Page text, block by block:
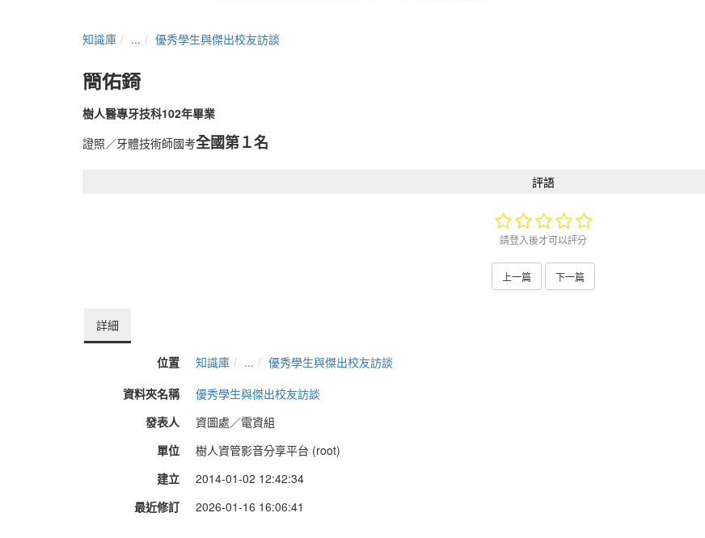
知識庫 ... 優秀學生與傑出校友訪談
簡佑錡
樹人醫專牙技科102年畢業
證照／牙體技術師國考全國第１名
評語
請登入後才可以評分
上一篇 下一篇
詳細
位置 知識庫 ...
優秀學生與傑出校友訪談
資料夾名稱
優秀學生與傑出校友訪談
發表人
資圖處／電資組
單位
樹人資管影音分享平台 (root)
建立
2014-01-02 12:42:34
最近修訂
2026-01-16 16:06:41